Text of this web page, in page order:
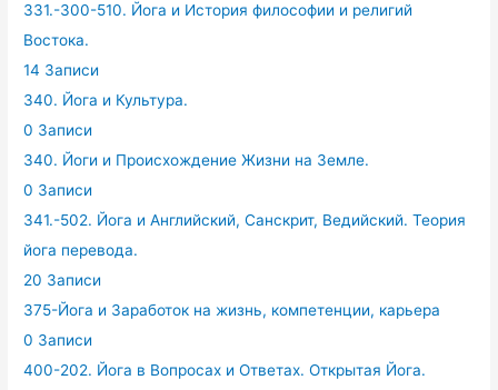
331.-300-510. Йога и История философии и религий
Востока.
14 Записи
340. Йога и Культура.
0 Записи
340. Йоги и Происхождение Жизни на Земле.
0 Записи
341.-502. Йога и Английский, Санскрит, Ведийский. Теория
йога перевода.
20 Записи
375-Йога и Заработок на жизнь, компетенции, карьера
0 Записи
400-202. Йога в Вопросах и Ответах. Открытая Йога.